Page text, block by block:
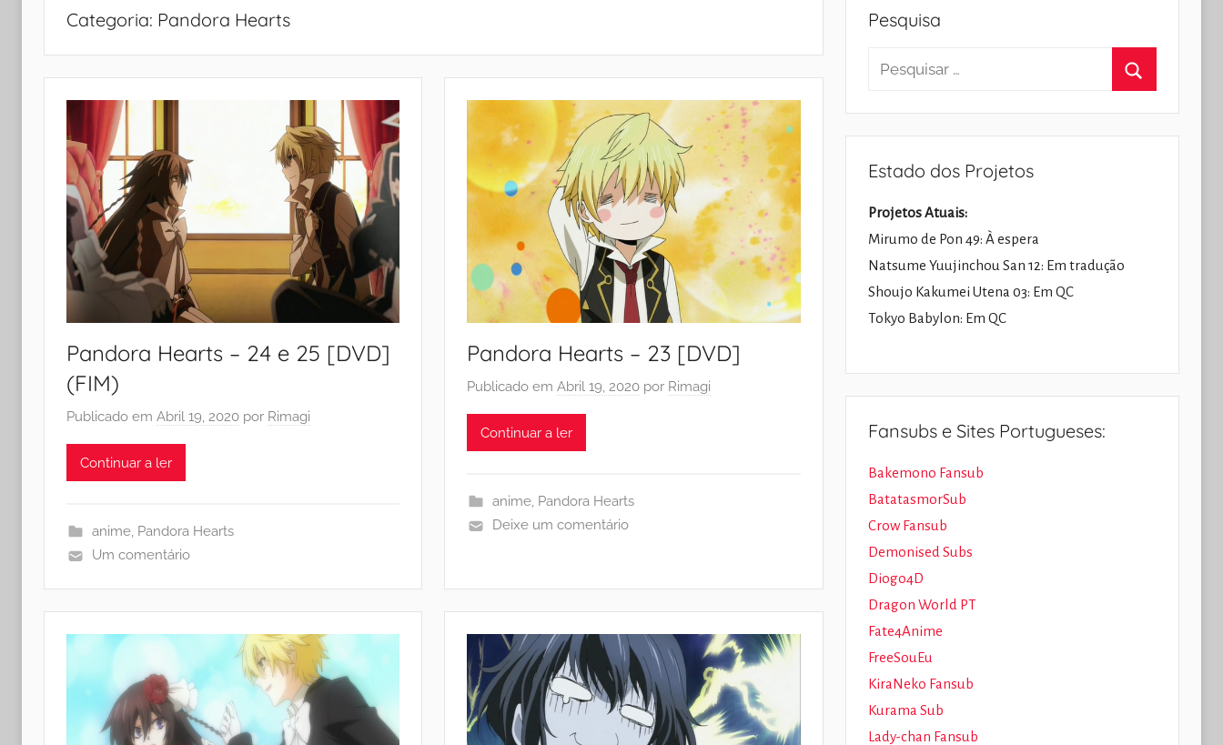
Categoria: Pandora Hearts
Pandora Hearts – 24 e 25 [DVD]
(FIM)
Publicado em Abril 19, 2020 por Rimagi
Continuar a ler
anime, Pandora Hearts
Um comentário
Pandora Hearts – 23 [DVD]
Publicado emAbril 19, 2020 por Rimagi
Continuar a ler
anime, Pandora Hearts
Deixe um comentário
Pesquisa
Pesquisar
Estado dos Projetos
Projetos Atuais:
Mirumo de Pon 49: À espera
Natsume Yuujinchou San 12: Em tradução
Shoujo Kakumei Utena 03: Em QC
Tokyo Babylon: Em QC
Fansubs e Sites Portugueses:
Bakemono Fansub
BatatasmorSub
Crow Fansub
Demonised Subs
Diogo4D
Dragon World PT
Fate4Anime
FreeSouEu
KiraNeko Fansub
Kurama Sub
Lady-chan Fansub